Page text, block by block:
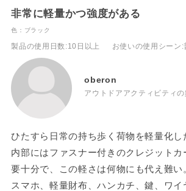
非常に軽量かつ強度がある
色：ブラック
製品の使用日数 :10日以上 お使いの使用シーン :
oberon
アウトドアアクティビティの
ひたすら日常の持ち歩く荷物を軽量化
内部にはファスナー付きのクレジット
要十分で、この軽さは何物にも代え難い
スマホ、軽量財布、ハンカチ、鍵、ワ